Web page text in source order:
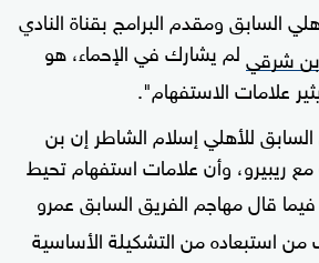
السابق ومقدم البرامج بقناة النادي
بن شرقيلم يشارك في الإحماء، هو
علامات الاستفهام".
السابق للأهلي إسلام الشاطر إن بن
ريبيرو، وأن علامات استفهام تحيط
فيما قال مهاجم الفريق السابق عمرو
استبعاده من التشكيلة الأساسية